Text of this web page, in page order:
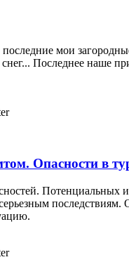
последние мои
Последнее наше
Опасности в
Потенциальных и